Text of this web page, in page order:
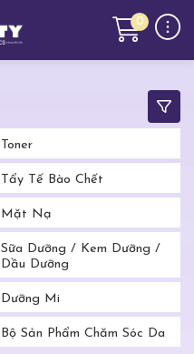
0
Toner
Tẩy Tế Bào Chết
Mặt Nạ
Sữa Dưỡng / Kem Dưỡng /
Dầu Dưỡng
Dưỡng Mi
Bộ Sản Phẩm Chăm Sóc Da